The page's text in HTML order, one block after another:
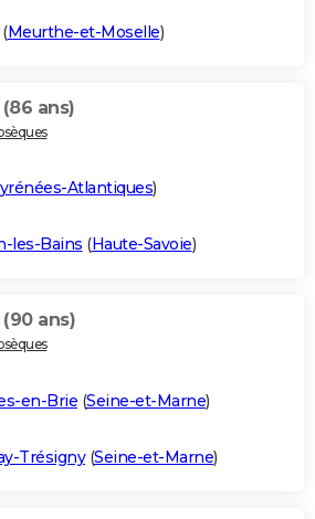
Meurthe-et-Moselle)
(86 ans)
Atlantiques)
les-Bains (Haute-Savoie)
(90 ans)
en-Brie (Seine-et-Marne)
Trésigny(Seine-et-Marne)